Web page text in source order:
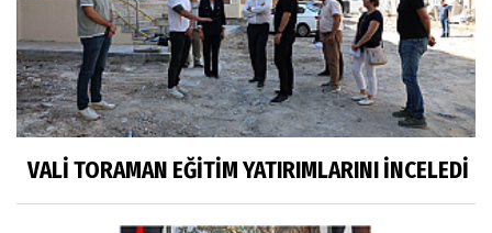
VALİ TORAMAN EĞİTİM YATIRIMLARINI İNCELEDİ